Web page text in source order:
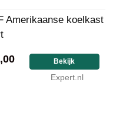
Amerikaanse koelkast
Bekijk
Expert.nl